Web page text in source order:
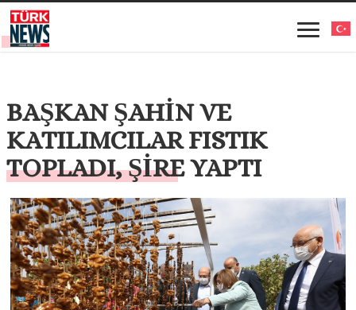
BAŞKAN ŞAHİN VE
KATILIMCILAR FISTIK
TOPLADI, ŞİRE YAPTI